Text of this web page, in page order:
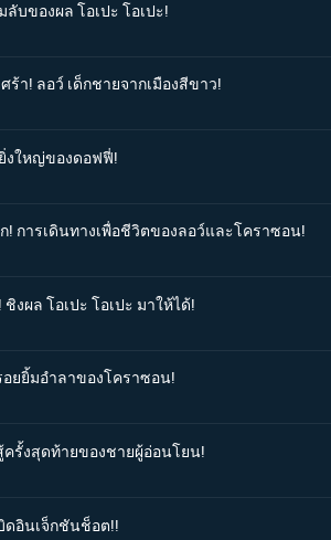
บของผล โอเปะ โอเปะ!
ร้า! ลอว์ เด็กชายจากเมืองสีขาว!
งใหญ่ของดอฟฟี่!
! การเดินทางเพื่อชีวิตของลอว์และโคราซอน!
งผล โอเปะ โอเปะ มาให้ได้!
อยยิ้มอำลาของโคราซอน!
ครั้งสุดท้ายของชายผู้อ่อนโยน!
ดอินเจ็กชันช็อต!!